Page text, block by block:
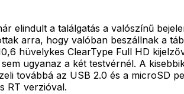
elindult a találgatás a valószínű
arra, hogy valóban beszállnak a
hüvelykes ClearType Full HD
ugyanaz a két testvérnél. A
továbbá az USB 2.0 és a microSD
RT verzióval.